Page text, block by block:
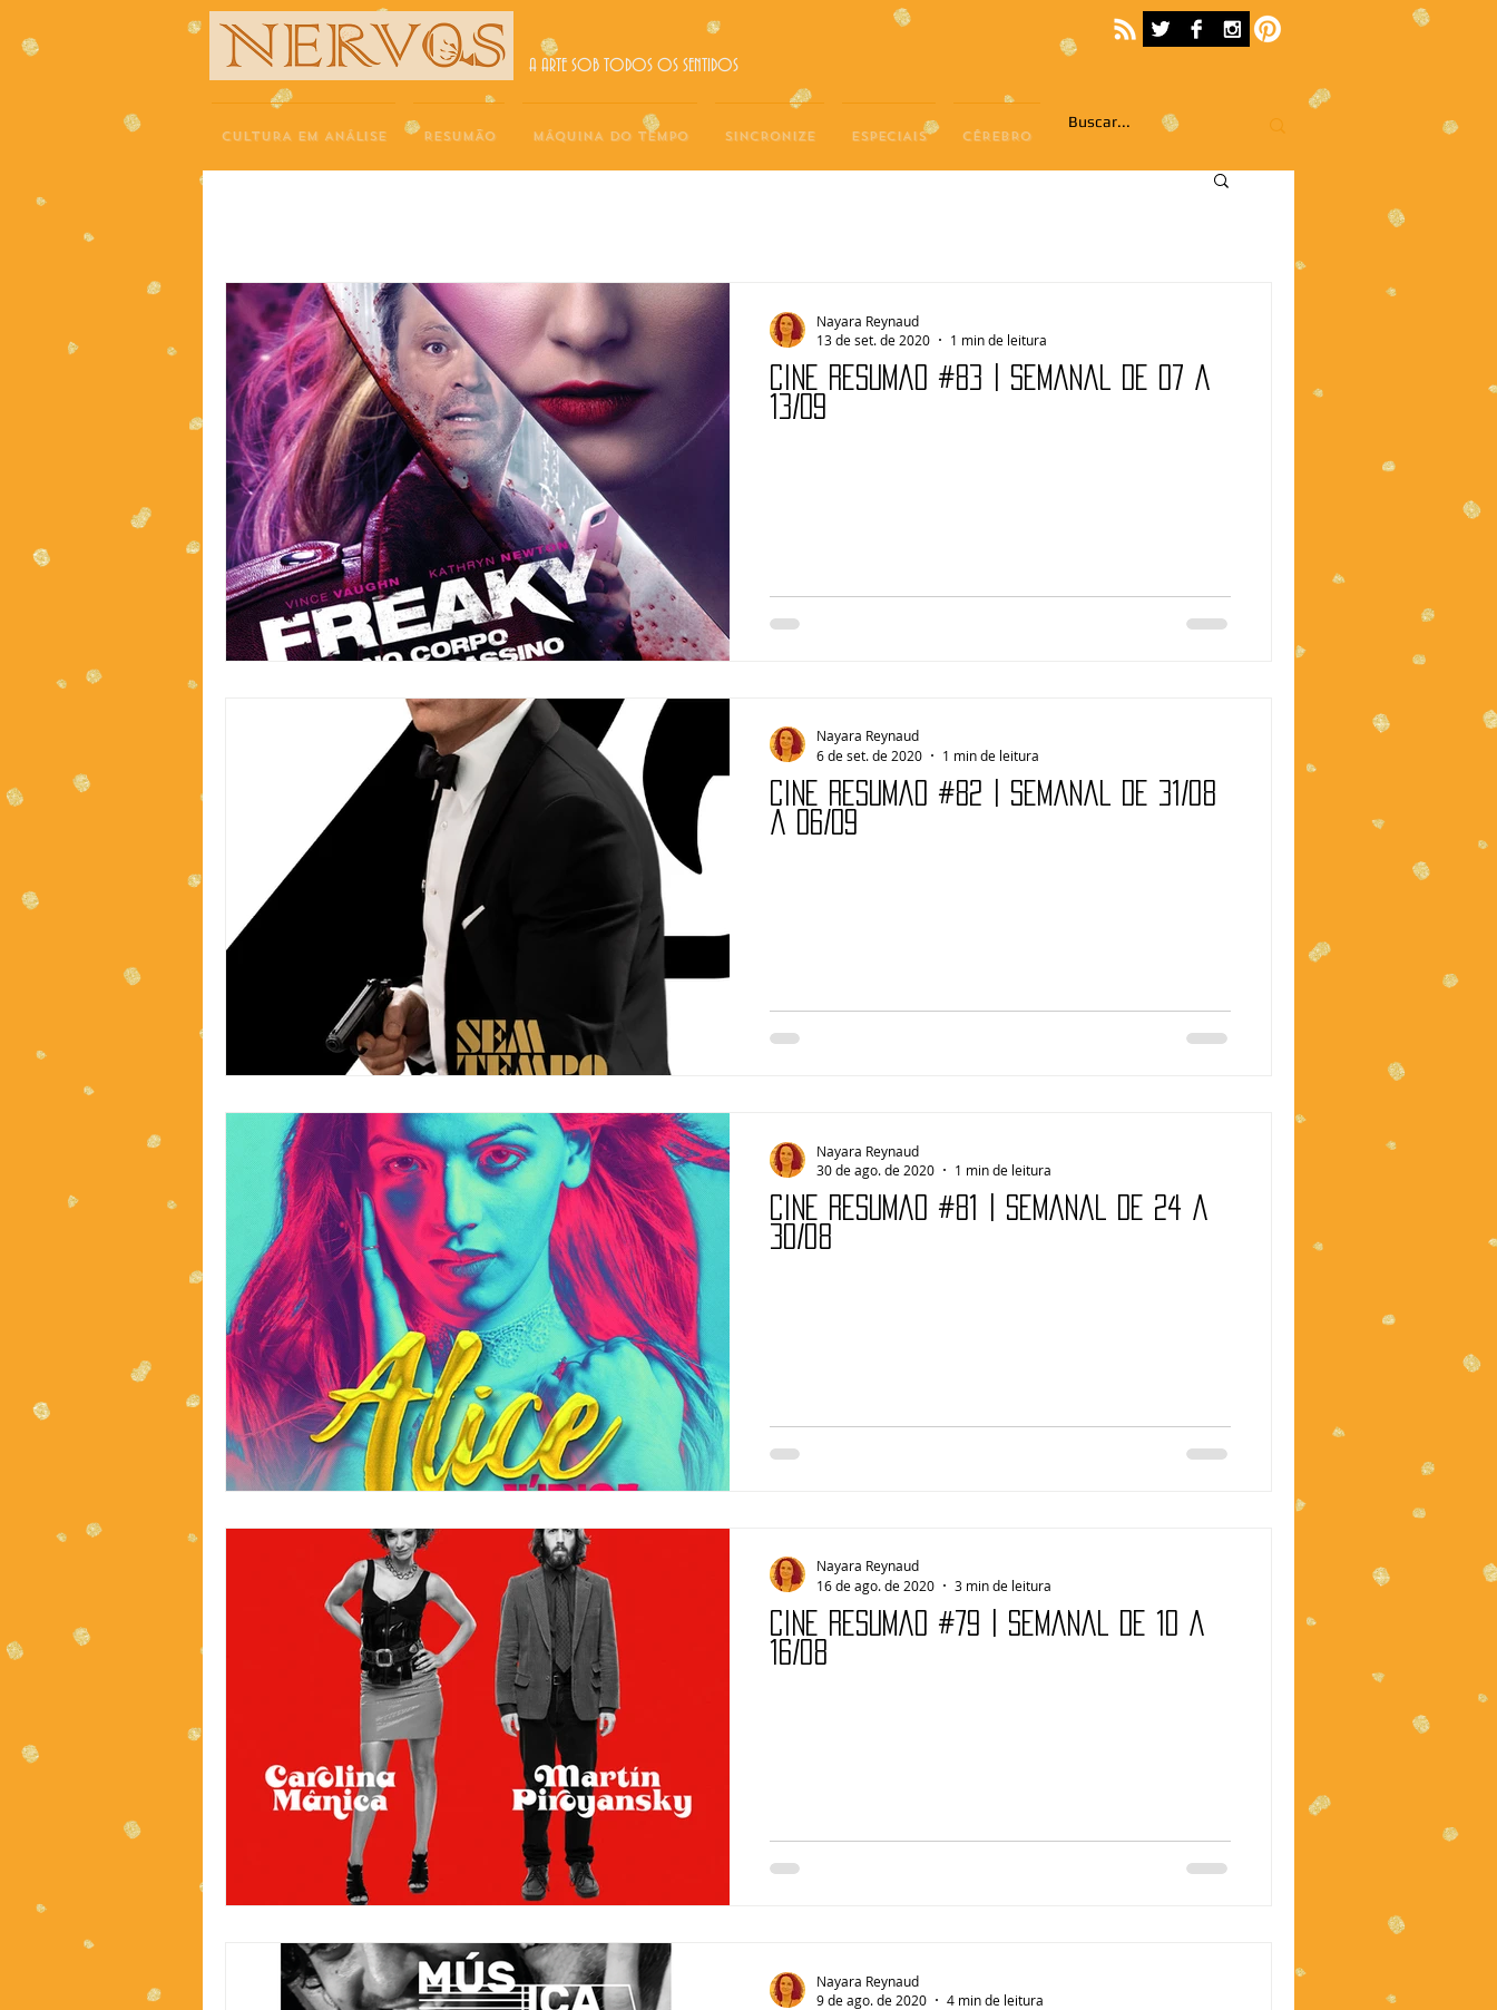
NERVOS A ARTE SOB TODOS OS SENTIDOS
CULTURA EM ANÁLISE RESUMÃO MÁQUINA DO TEMPO SINCRONIZE ESPECIAIS CÉREBRO
Cine Resumão #83 | Semanal de 07 a
13/09
Nayara Reynaud
13 de set. de 2020
1 min de leitura
Cine Resumão #82 | Semanal de 31/08
a 06/09
Nayara Reynaud
6 de set. de 2020
1 min de leitura
Cine Resumão #81 | Semanal de 24 a
30/08
Nayara Reynaud
30 de ago. de 2020
1 min de leitura
Cine Resumão #79 | Semanal de 10 a
16/08
Nayara Reynaud
16 de ago. de 2020
3 min de leitura
Nayara Reynaud
9 de ago. de 2020
4 min de leitura